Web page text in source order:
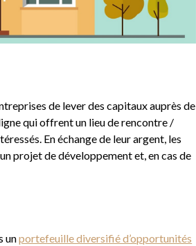
de lever des capitaux auprès de
qui offrent un lieu de rencontre /
En échange de leur argent, les
projet de développement et, en cas de
unportefeuille diversifié d’opportunités